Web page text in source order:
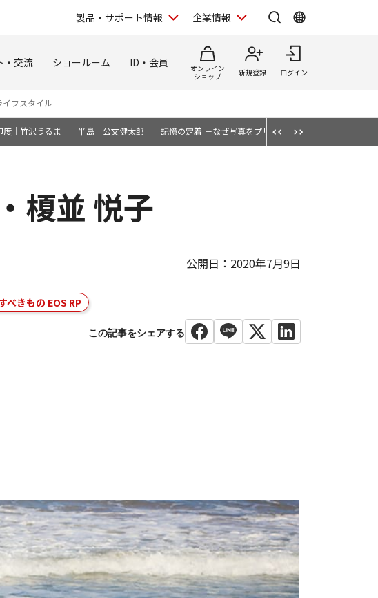
製品・サポート情報 企業情報
・交流 ショールーム ID・会員
オンライン
ショップ
新規登録 ログイン
イフスタイル
度｜竹沢うるま 半島｜公文健太郎 記憶の定着 －なぜ写真をプリントするのか－
榎並 悦子
公開日：2020年7月9日
べきもの EOS RP